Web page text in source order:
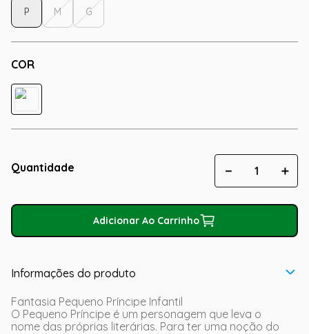
COR
P M G
Quantidade ＋
－
Adicionar Ao Carrinho
Informações do produto
Fantasia Pequeno Príncipe Infantil
O Pequeno Príncipe é um personagem que leva o
nome das próprias literárias. Para ter uma noção do